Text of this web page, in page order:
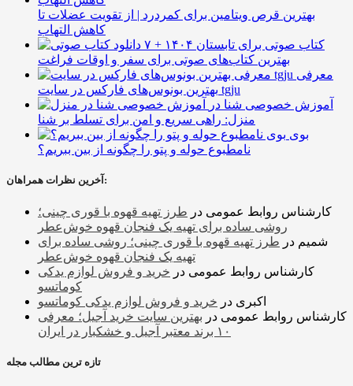
بهترین قرص ویتامین برای کمردرد | از تقویت عضلات تا
کاهش التهاب
۷ کتاب صوتی برای تابستان ۱۴۰۴ +
بهترین کتاب‌های صوتی برای سفر و اوقات فراغت
معرفی
بهترین بونوس‌های فارکس در سایت tgju
آموزش خصوصی شنا در
منزل: راهی سریع و امن برای تسلط بر شنا
بوی
نامطبوع حوله و پتو را چگونه از بین ببریم؟
آخرین نظرات همراهان:
کارشناس روابط عمومی در طرز تهیه قهوه با قوری چینی؛
روشی ساده برای تهیه یک فنجان قهوه خوش‌عطر
شمیم در طرز تهیه قهوه با قوری چینی؛ روشی ساده برای
تهیه یک فنجان قهوه خوش‌عطر
کارشناس روابط عمومی در خرید و فروش لوازم یدکی
کوماتسو
اکبری در خرید و فروش لوازم یدکی کوماتسو
کارشناس روابط عمومی در بهترین سایت خرید آجیل؛ معرفی
۱۰ برند معتبر آجیل و خشکبار در ایران
تازه ترین مطالب مجله